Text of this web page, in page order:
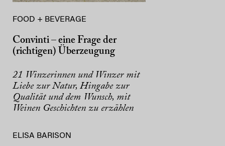
FOOD + BEVERAGE
Convinti – eine Frage der
(richtigen) Überzeugung
21 Winzerinnen und Winzer mit
Liebe zur Natur, Hingabe zur
Qualität und dem Wunsch, mit
Weinen Geschichten zu erzählen
ELISA BARISON